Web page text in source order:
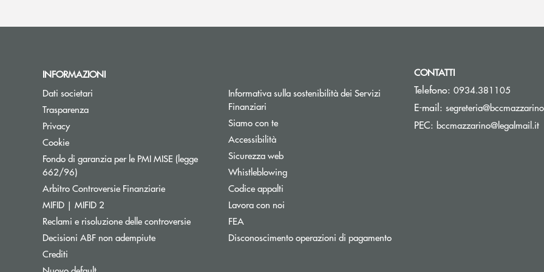
INFORMAZIONI
Dati societari
Trasparenza
Privacy
Cookie
Fondo di garanzia per le PMI MISE (legge
662/96)Apre una nuova finestra
Arbitro Controversie FinanziarieApre una nuova finestra
MIFID | MIFID 2
Reclami e risoluzione delle controversie
Decisioni ABF non adempiute
Crediti
Informativa sulla sostenibilità dei Servizi
Finanziari
Siamo con te
Accessibilità
Sicurezza web
Whistleblowing
Codice appalti
Lavora con noi
FEA
Disconoscimento operazioni di pagamento
CONTATTI
Telefono: 0934.381105
E-mail:
PEC: bccmazzarino@legalmail.it